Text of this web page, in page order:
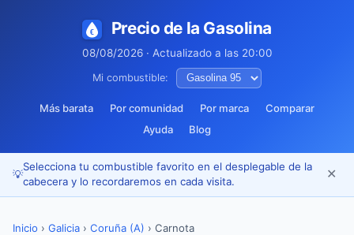
Precio de la Gasolina
08/08/2026 · Actualizado a las 20:00
Mi combustible:
Más barata Por comunidad Por marca
Comparar
Ayuda
Blog
💡
Selecciona tu combustible favorito en el desplegable de la
cabecera y lo recordaremos en cada visita.
✕
Inicio › Galicia › Coruña (A) › Carnota